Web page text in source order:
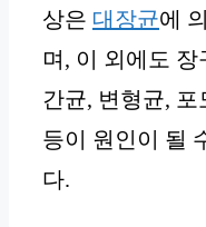
상은 대장균에
며, 이 외에도 장
간균, 변형균, 포
등이 원인이 될
다.